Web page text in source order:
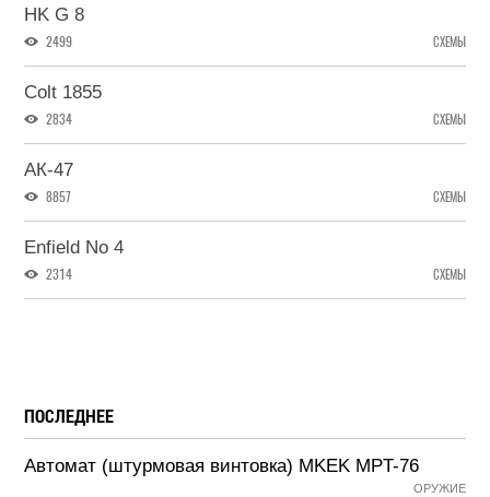
HK G 8
2499 СХЕМЫ
Colt 1855
2834 СХЕМЫ
АК-47
8857 СХЕМЫ
Enfield No 4
2314 СХЕМЫ
ПОСЛЕДНЕЕ
Автомат (штурмовая винтовка) MKEK MPT-76
ОРУЖИЕ